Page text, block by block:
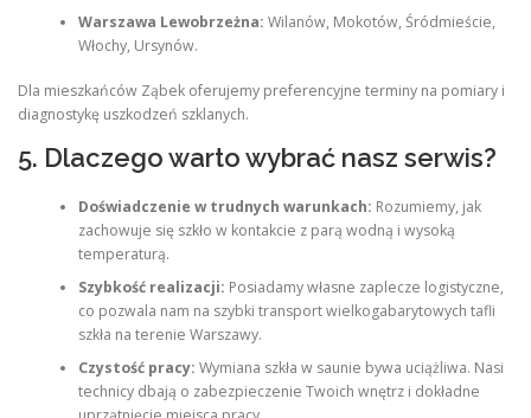
Warszawa Lewobrzeżna: Wilanów, Mokotów, Śródmieście,
Włochy, Ursynów.
Dla mieszkańców Ząbek oferujemy preferencyjne terminy na pomiary i
diagnostykę uszkodzeń szklanych.
5. Dlaczego warto wybrać nasz serwis?
Doświadczenie w trudnych warunkach: Rozumiemy, jak
zachowuje się szkło w kontakcie z parą wodną i wysoką
temperaturą.
Szybkość realizacji: Posiadamy własne zaplecze logistyczne,
co pozwala nam na szybki transport wielkogabarytowych tafli
szkła na terenie Warszawy.
Czystość pracy: Wymiana szkła w saunie bywa uciążliwa. Nasi
technicy dbają o zabezpieczenie Twoich wnętrz i dokładne